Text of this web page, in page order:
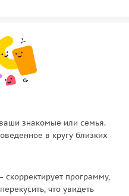
знакомые или семья.
в кругу близких
программу,
что увидеть